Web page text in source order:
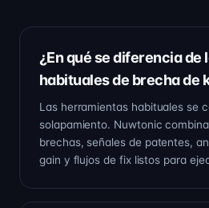
¿En qué se diferencia
habituales de brecha de
Las herramientas habituales se
solapamiento. Nuwtonic
brechas, señales de patentes,
gain y flujos de fix listos para